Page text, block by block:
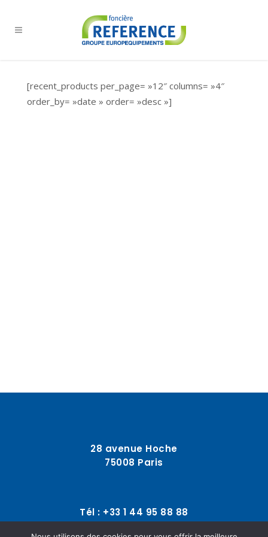
[recent_products per_page= »12″ columns= »4″
order_by= »date » order= »desc »]
28 avenue Hoche
75008 Paris
Tél : +33 1 44 95 88 88